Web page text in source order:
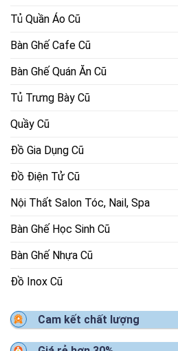
Tủ Quần Áo Cũ
Bàn Ghế Cafe Cũ
Bàn Ghế Quán Ăn Cũ
Tủ Trưng Bày Cũ
Quầy Cũ
Đồ Gia Dụng Cũ
Đồ Điện Tử Cũ
Nội Thất Salon Tóc, Nail, Spa
Bàn Ghế Học Sinh Cũ
Bàn Ghế Nhựa Cũ
Đồ Inox Cũ
Cam kết chất lượng